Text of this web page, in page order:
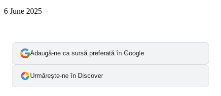
6 June 2025
Adaugă-ne ca sursă preferată în Google
Urmărește-ne în Discover